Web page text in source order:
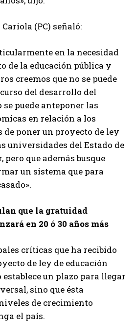
(PC) señaló:
en la necesidad
de la educación pública y
creemos que no se puede
del desarrollo del
se puede anteponer las
en relación a los
poner un proyecto de ley
universidades del Estado de
que además busque
un sistema que para
que la gratuidad
en 20 ó 30 años más
críticas que ha recibido
de ley de educación
establece un plazo para llegar
sino que ésta
de crecimiento
el país.